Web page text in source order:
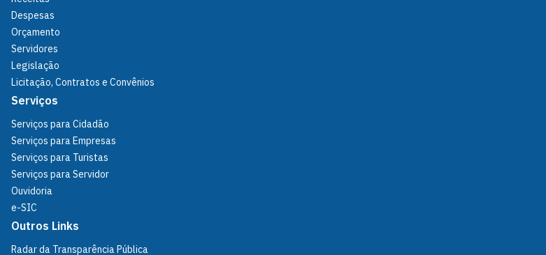
Despesas
Orçamento
Servidores
Legislação
Licitação, Contratos e Convênios
Serviços
Serviços para Cidadão
Serviços para Empresas
Serviços para Turistas
Serviços para Servidor
Ouvidoria
e-SIC
Outros Links
Radar da Transparência Pública